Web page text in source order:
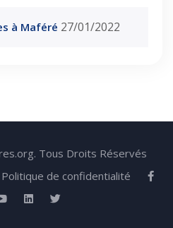
à Maféré 27/01/2022
Tous Droits Réservés
Politique de confidentialité